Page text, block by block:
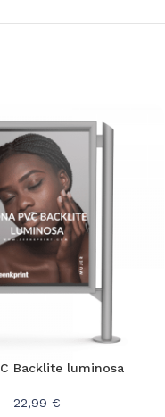
Backlite luminosa
22,99 €